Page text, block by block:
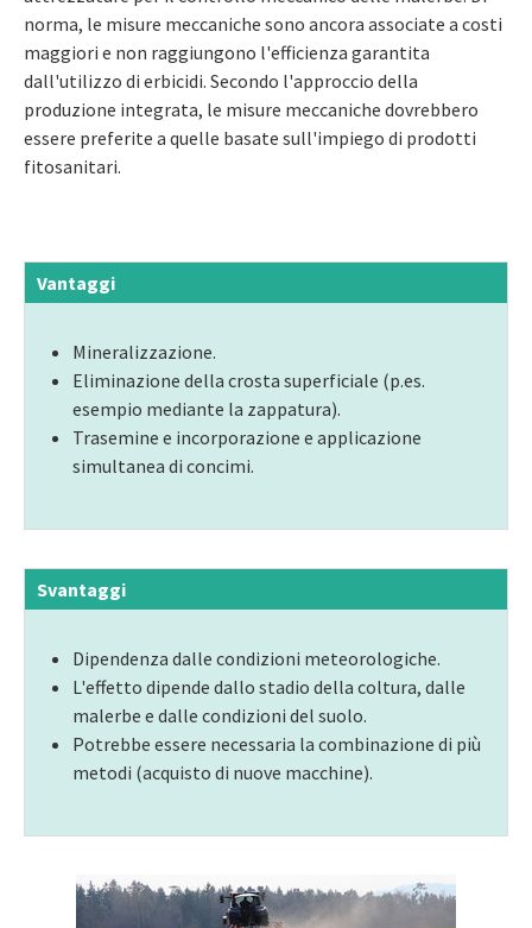
norma, le misure meccaniche sono ancora associate a costi
maggiori e non raggiungono l'efficienza garantita
dall'utilizzo di erbicidi. Secondo l'approccio della
produzione integrata, le misure meccaniche dovrebbero
essere preferite a quelle basate sull'impiego di prodotti
fitosanitari.
Vantaggi
Mineralizzazione.
Eliminazione della crosta superficiale (p.es.
esempio mediante la zappatura).
Trasemine e incorporazione e applicazione
simultanea di concimi.
Svantaggi
Dipendenza dalle condizioni meteorologiche.
L'effetto dipende dallo stadio della coltura, dalle
malerbe e dalle condizioni del suolo.
Potrebbe essere necessaria la combinazione di più
metodi (acquisto di nuove macchine).